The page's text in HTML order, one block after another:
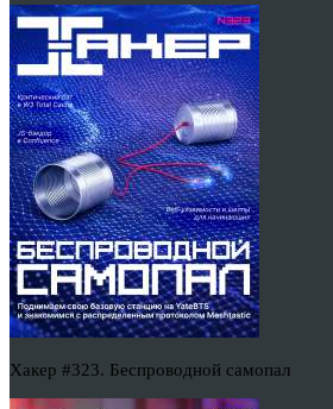
Хакер #323. Беспроводной самопал